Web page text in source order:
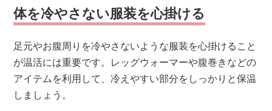
体を冷やさない服装を心掛ける
足元やお腹周りを冷やさないような服装を心掛けること
が温活には重要です。レッグウォーマーや腹巻きなどの
アイテムを利用して、冷えやすい部分をしっかりと保温
しましょう。